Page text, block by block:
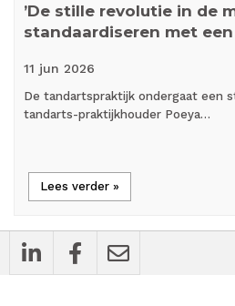
’De stille revolutie in de
standaardiseren met een
11 jun 2026
De tandartspraktijk ondergaat een
tandarts-praktijkhouder Poeya…
Lees verder »